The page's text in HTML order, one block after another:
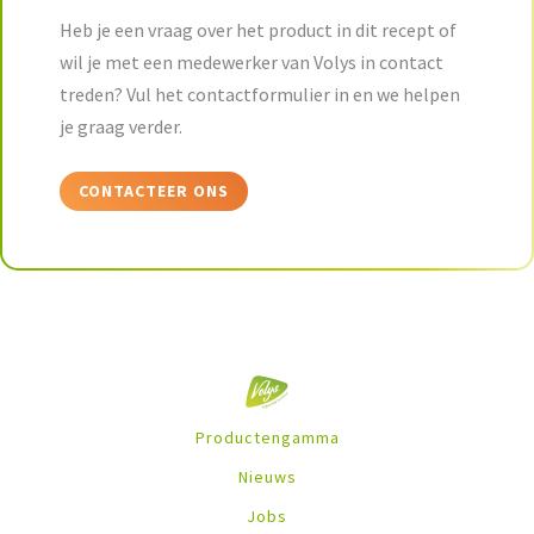
Heb je een vraag over het product in dit recept of
wil je met een medewerker van Volys in contact
treden? Vul het contactformulier in en we helpen
je graag verder.
CONTACTEER ONS
Productengamma
Nieuws
Jobs